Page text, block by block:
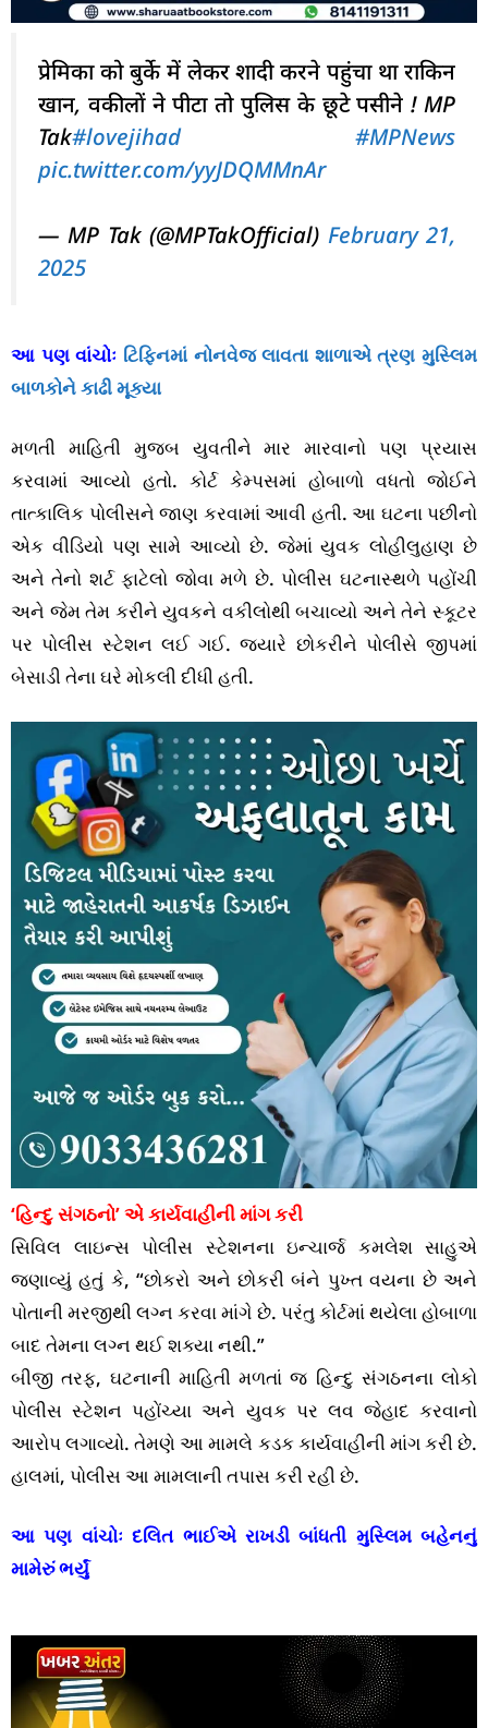
प्रेमिका को बुर्के में लेकर शादी करने पहुंचा था राकिन
खान, वकीलों ने पीटा तो पुलिस के छूटे पसीने ! MP
Tak#lovejihad
#MPNews
pic.twitter.com/yyJDQMMnAr
— MP Tak (@MPTakOfficial) February 21,
2025
આ પણ વાંચોઃ ટિફિનમાં નોનવેજ લાવતા શાળાએ ત્રણ મુસ્લિમ
બાળકોને કાઢી મૂક્યા
મળતી માહિતી મુજબ યુવતીને માર મારવાનો પણ પ્રયાસ
કરવામાં આવ્યો હતો. કોર્ટ કેમ્પસમાં હોબાળો વધતો જોઈને
તાત્કાલિક પોલીસને જાણ કરવામાં આવી હતી. આ ઘટના પછીનો
એક વીડિયો પણ સામે આવ્યો છે. જેમાં યુવક લોહીલુહાણ છે
અને તેનો શર્ટ ફાટેલો જોવા મળે છે. પોલીસ ઘટનાસ્થળે પહોંચી
અને જેમ તેમ કરીને યુવકને વકીલોથી બચાવ્યો અને તેને સ્કૂટર
પર પોલીસ સ્ટેશન લઈ ગઈ. જ્યારે છોકરીને પોલીસે જીપમાં
બેસાડી તેના ઘરે મોકલી દીધી હતી.
‘હિન્દુ સંગઠનો’ એ કાર્યવાહીની માંગ કરી
સિવિલ લાઇન્સ પોલીસ સ્ટેશનના ઇન્ચાર્જ કમલેશ સાહુએ
જણાવ્યું હતું કે, “છોકરો અને છોકરી બંને પુખ્ત વયના છે અને
પોતાની મરજીથી લગ્ન કરવા માંગે છે. પરંતુ કોર્ટમાં થયેલા હોબાળા
બાદ તેમના લગ્ન થઈ શક્યા નથી.”
બીજી તરફ, ઘટનાની માહિતી મળતાં જ હિન્દુ સંગઠનના લોકો
પોલીસ સ્ટેશન પહોંચ્યા અને યુવક પર લવ જેહાદ કરવાનો
આરોપ લગાવ્યો. તેમણે આ મામલે કડક કાર્યવાહીની માંગ કરી છે.
હાલમાં, પોલીસ આ મામલાની તપાસ કરી રહી છે.
આ પણ વાંચોઃદલિત ભાઈએ રાખડી બાંધતી મુસ્લિમ બહેનનું
મામેરું ભર્યું